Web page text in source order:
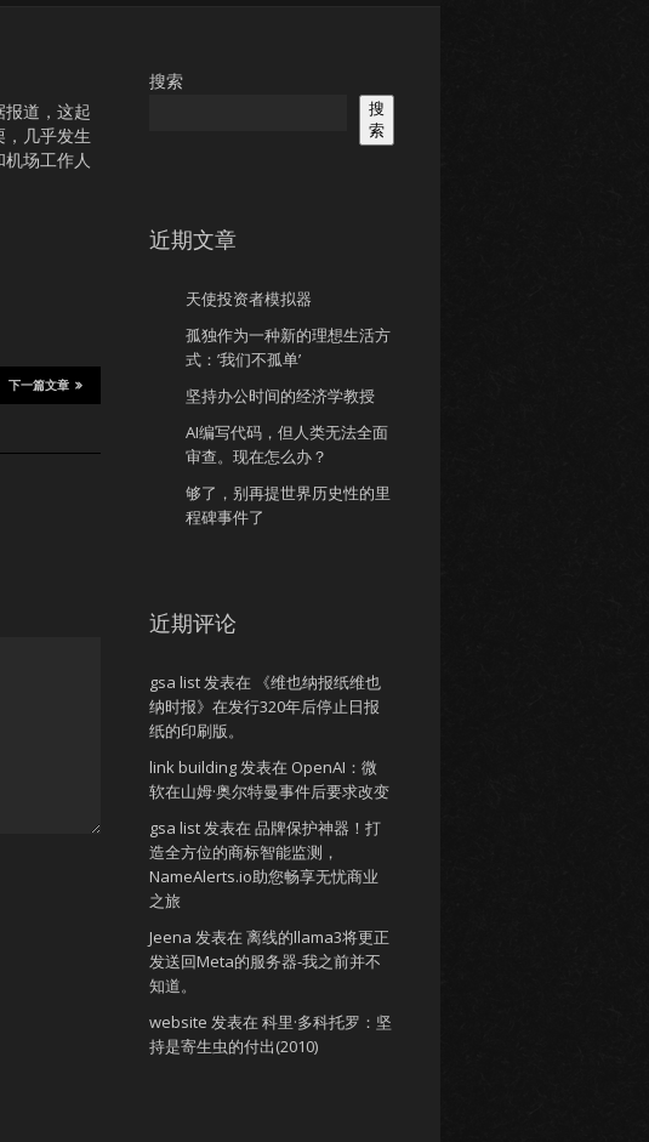
道，这起
几乎发生
场工作人
下一篇文章
搜索
搜
索
近期文章
天使投资者模拟器
孤独作为一种新的理想生活方
式：’我们不孤单’
坚持办公时间的经济学教授
AI编写代码，但人类无法全面
审查。现在怎么办？
够了，别再提世界历史性的里
程碑事件了
近期评论
gsa list发表在
《维也纳报纸维也
纳时报》在发行320年后停止日报
纸的印刷版。
link building发表在 OpenAI：微
软在山姆·奥尔特曼事件后要求改变
gsa list发表在 品牌保护神器！打
造全方位的商标智能监测，
NameAlerts.io助您畅享无忧商业
之旅
Jeena 发表在 离线的llama3将更正
发送回Meta的服务器-我之前并不
知道。
website 发表在 科里·多科托罗：坚
持是寄生虫的付出(2010)